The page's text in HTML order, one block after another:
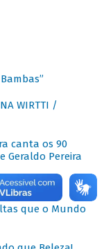
WIRTTI /
canta os 90
Geraldo Pereira
que o Mundo